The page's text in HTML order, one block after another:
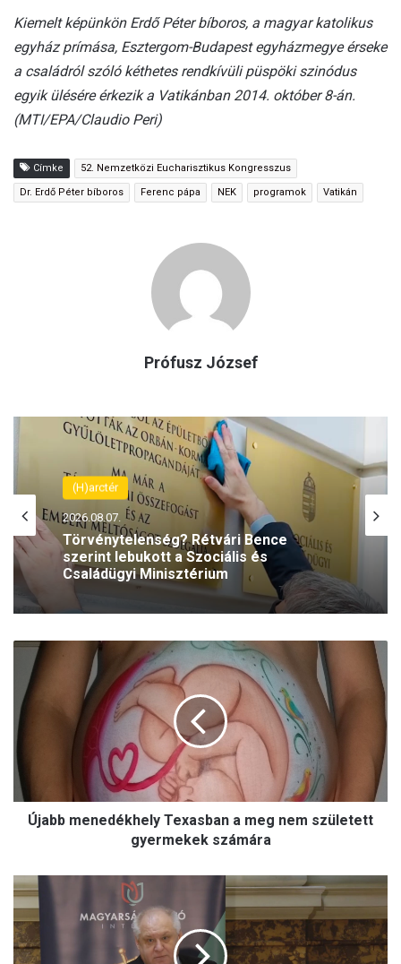
Kiemelt képünkön Erdő Péter bíboros, a magyar katolikus
egyház prímása, Esztergom-Budapest egyházmegye érseke
a családról szóló kéthetes rendkívüli püspöki szinódus
egyik ülésére érkezik a Vatikánban 2014. október 8-án.
(MTI/EPA/Claudio Peri)
Címke 52. Nemzetközi Eucharisztikus Kongresszus
Dr. Erdő Péter bíboros Ferenc pápa NEK programok Vatikán
Prófusz József
(H)arctér
2026.08.07.
Törvénytelenség? Rétvári Bence
szerint lebukott a Szociális és
Családügyi Minisztérium
Ú
b
m
e
n
e
h
e
l
y
T
Újabb menedékhely Texasban a meg nem született
gyermekek számára
S
á
n
d